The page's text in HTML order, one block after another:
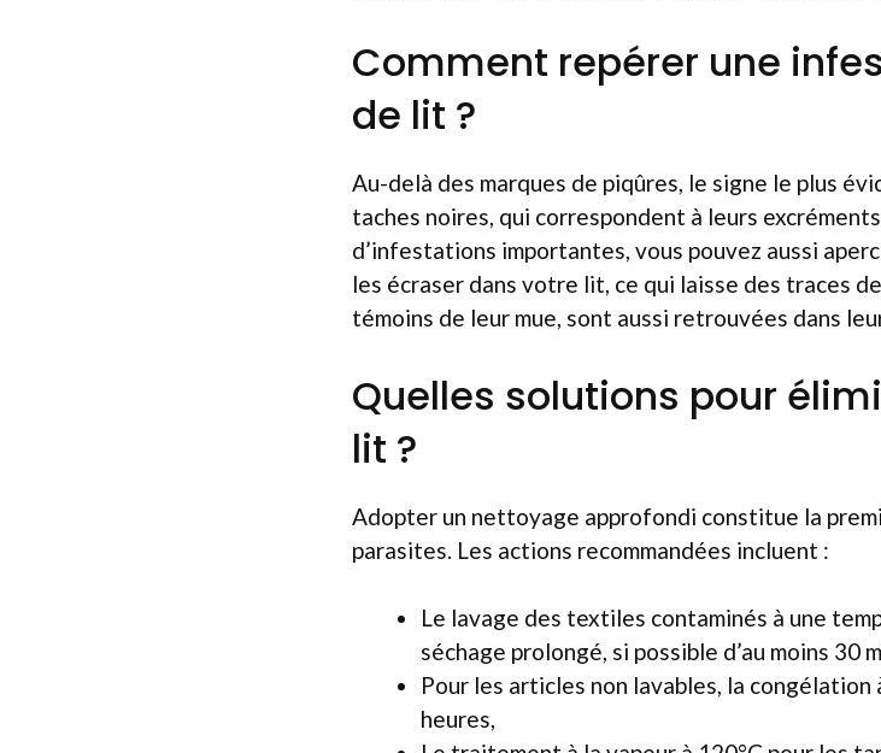
Comment repérer une
de lit ?
Au-delà des marques de piqûres, le signe le plus
taches noires, qui correspondent à leurs
d’infestations importantes, vous pouvez aussi
les écraser dans votre lit, ce qui laisse des traces
témoins de leur mue, sont aussi retrouvées dans
Quelles solutions pour
lit ?
Adopter un nettoyage approfondi constitue la
parasites. Les actions recommandées incluent :
Le lavage des textiles contaminés à une
séchage prolongé, si possible d’au moins 30
Pour les articles non lavables, la congélation
heures,